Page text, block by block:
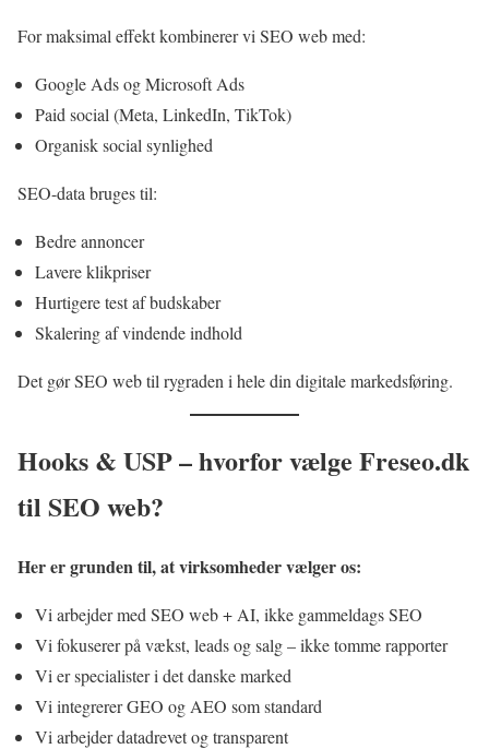
For maksimal effekt kombinerer vi SEO web med:
Google Ads og Microsoft Ads
Paid social (Meta, LinkedIn, TikTok)
Organisk social synlighed
SEO-data bruges til:
Bedre annoncer
Lavere klikpriser
Hurtigere test af budskaber
Skalering af vindende indhold
Det gør SEO web til rygraden i hele din digitale markedsføring.
Hooks & USP – hvorfor vælge Freseo.dk
til SEO web?
Her er grunden til, at virksomheder vælger os:
Vi arbejder med SEO web + AI, ikke gammeldags SEO
Vi fokuserer på vækst, leads og salg – ikke tomme rapporter
Vi er specialister i det danske marked
Vi integrerer GEO og AEO som standard
Vi arbejder datadrevet og transparent